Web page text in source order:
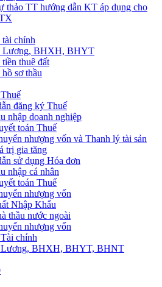
thảo TT hướng dẫn KT áp dụng cho
chính
Lương, BHXH, BHYT
thuê đất
sơ thầu
đăng ký Thuế
nhập doanh nghiệp
toán Thuế
nhượng vốn và Thanh lý tài sản
trị gia tăng
sử dụng Hóa đơn
nhập cá nhân
toán Thuế
nhượng vốn
Nhập Khẩu
thầu nước ngoài
nhượng vốn
chính
Lương, BHXH, BHYT, BHNT